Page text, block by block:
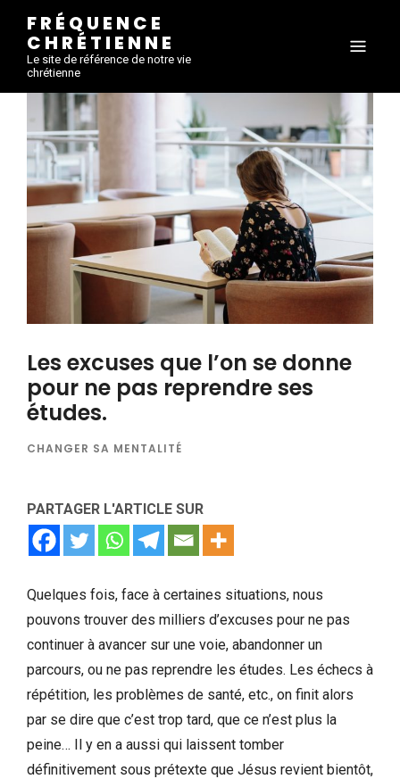
FRÉQUENCE
CHRÉTIENNE
Le site de référence de notre vie
chrétienne
Les excuses que l’on se donne
pour ne pas reprendre ses
études.
CHANGER SA MENTALITÉ
PARTAGER L'ARTICLE SUR
Quelques fois, face à certaines situations, nous
pouvons trouver des milliers d’excuses pour ne pas
continuer à avancer sur une voie, abandonner un
parcours, ou ne pas reprendre les études. Les échecs à
répétition, les problèmes de santé, etc., on finit alors
par se dire que c’est trop tard, que ce n’est plus la
peine… Il y en a aussi qui laissent tomber
définitivement sous prétexte que Jésus revient bientôt,